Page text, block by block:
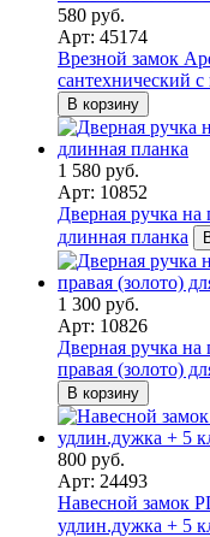
580 руб.
Арт: 45174
Врезной замок
сантехнический
В корзину
1 580 руб.
Арт: 10852
Дверная ручка
длинная планка
1 300 руб.
Арт: 10826
Дверная ручка на
правая (золото)
В корзину
800 руб.
Арт: 24493
Навесной замок
удлин.дужка + 5